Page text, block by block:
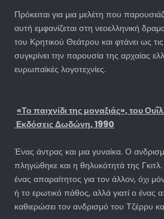
Πρόκειται για μια μελέτη που
αυτή εμφανίζεται στη νεοελληνική
του Κρητικού Θεάτρου και φτάνει ως
συγκρίνει την παρουσία της αρχαίας
ευρωπαϊκές λογοτεχνίες.
«Το παιχνίδι της μοναξιάς», του
Εκδόσεις Δωδώνη, 1990
Ένας άντρας και μια γυναίκα. Ο
πληγώθηκε και η θηλυκότητά της Γκιτλ.
ένας απαραίτητος για τον άλλον, όχι
ή το ερωτικό πάθος, αλλά γιατί ο ένας
καθιερώσει τον ανδρισμό του Τζέρρυ